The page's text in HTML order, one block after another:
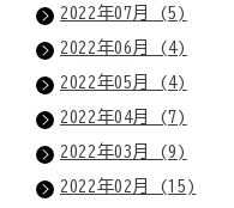
2022年07月 (5)
2022年06月 (4)
2022年05月 (4)
2022年04月 (7)
2022年03月 (9)
2022年02月 (15)